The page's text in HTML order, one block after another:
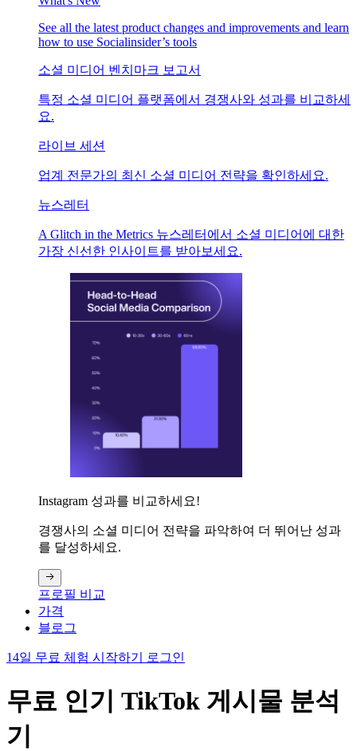
See all the latest product changes and improvements and learn
how to use Socialinsider’s tools
소셜 미디어 벤치마크 보고서
특정 소셜 미디어 플랫폼에서 경쟁사와 성과를 비교하세
요.
라이브 세션
업계 전문가의 최신 소셜 미디어 전략을 확인하세요.
뉴스레터
A Glitch in the Metrics 뉴스레터에서 소셜 미디어에 대한
가장 신선한 인사이트를 받아보세요.
Instagram 성과를 비교하세요!
경쟁사의 소셜 미디어 전략을 파악하여 더 뛰어난 성과
를 달성하세요.
프로필 비교
가격
블로그
14일 무료 체험 시작하기 로그인
무료 인기 TikTok 게시물 분석
기